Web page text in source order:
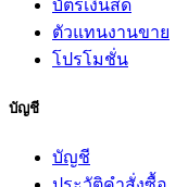
บัตรเงินสด
ตัวแทนงานขาย
โปรโมชั่น
บัญชี
บัญชี